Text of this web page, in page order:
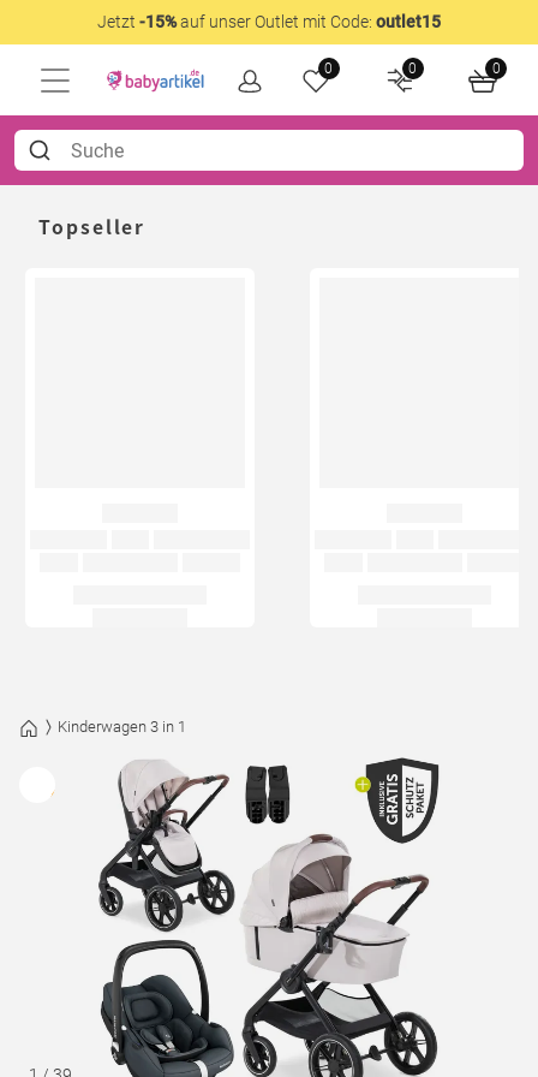
Jetzt -15%auf unser Outlet mit Code: outlet15
0 0 0
Topseller
Kinderwagen 3 in 1